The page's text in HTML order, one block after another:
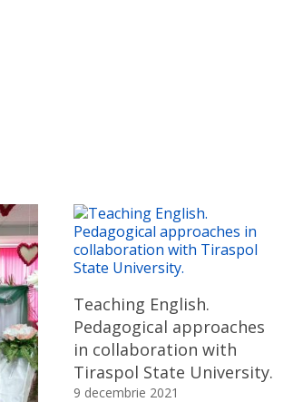
Teaching English.
Pedagogical approaches
in collaboration with
Tiraspol State University.
9 decembrie 2021